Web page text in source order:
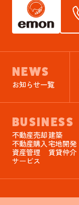
NEWS
お知らせ一覧
BUSINESS
不動産売却建築
不動産購入宅地開発
資産管理
サービス
賃貸仲介